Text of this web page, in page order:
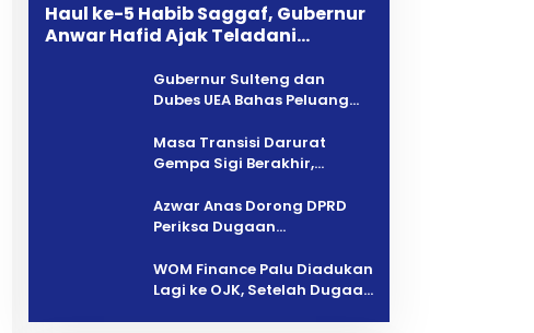
Haul ke-5 Habib Saggaf, Gubernur
Anwar Hafid Ajak Teladani
Gubernur Sulteng dan
Dubes UEA Bahas Peluang
Prioritas
Masa Transisi Darurat
Gempa Sigi Berakhir,
Percepatan Pemulihan
Azwar Anas Dorong DPRD
Periksa Dugaan
Wilayah Tambang PT CPM
‎WOM Finance Palu Diadukan
Lagi ke OJK, Setelah Dugaan